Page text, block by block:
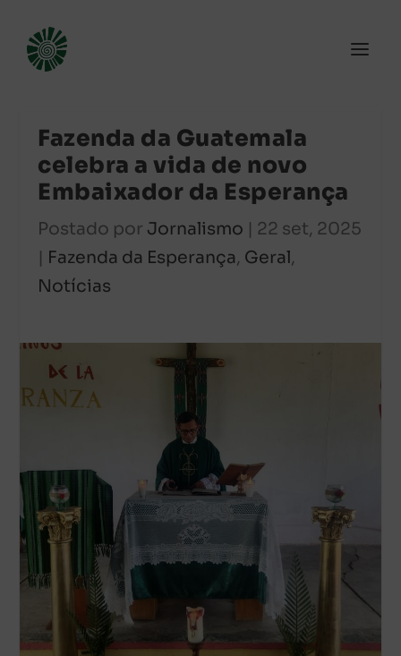
Fazenda da Guatemala
celebra a vida de novo
Embaixador da Esperança
Postado por Jornalismo | 22 set, 2025
| Fazenda da Esperança, Geral,
Notícias